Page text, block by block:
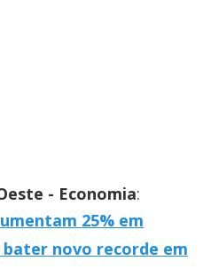
- Economia:
25% em
novo recorde em